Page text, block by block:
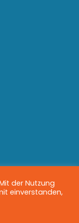
der Nutzung
einverstanden,